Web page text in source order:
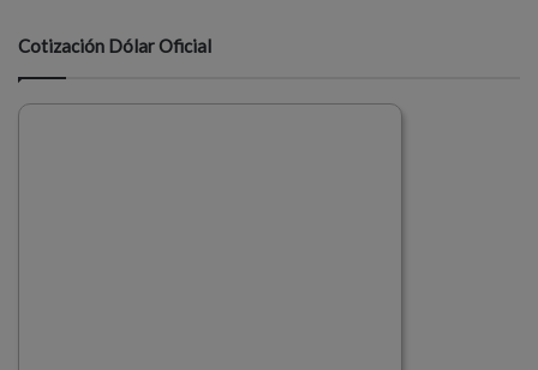
Cotización Dólar Oficial